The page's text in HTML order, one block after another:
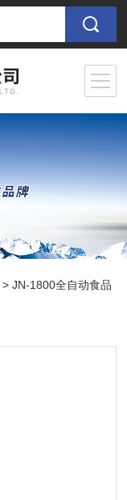
> JN-1800全自动食品